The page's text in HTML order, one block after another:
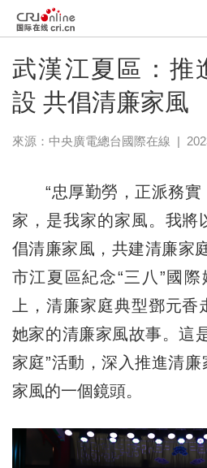
武漢江夏區：推
設 共倡清廉家風
來源：中央廣電總台國際在線 |
“忠厚勤勞，正派務實
家，是我家的家風。我將
倡清廉家風，共建清廉家
市江夏區紀念“三八”國
上，清廉家庭典型鄧元
她家的清廉家風故事。這
家庭”活動，深入推進清
家風的一個鏡頭。